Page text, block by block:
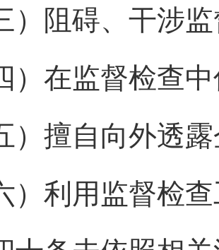
阻碍、干涉监
在监督检查中
擅自向外透露
利用监督检查